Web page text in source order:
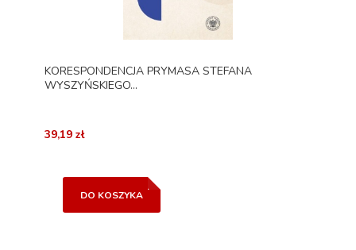
KORESPONDENCJA PRYMASA STEFANA
WYSZYŃSKIEGO...
39,19 zł
DO KOSZYKA